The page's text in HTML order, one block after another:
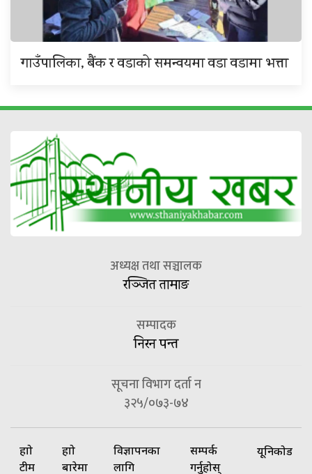
गाउँपालिका, बैंक र वडाको समन्वयमा वडा वडामा भत्ता
अध्यक्ष तथा सञ्चालक
रञ्जित तामाङ
सम्पादक
निरन पन्त
सूचना विभाग दर्ता न
३२५/०७३-७४
हाम्रो
टीम
हाम्रो
बारेमा
विज्ञापनका
लागि
सम्पर्क
गर्नुहोस्
यूनिकोड